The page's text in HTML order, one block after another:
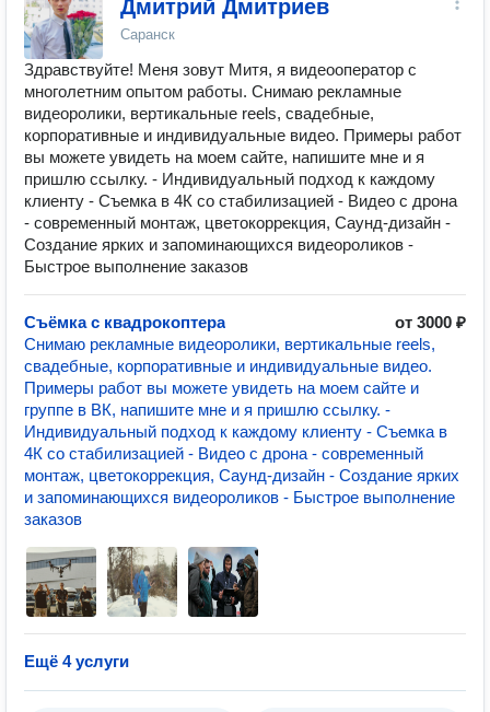
Дмитрий Дмитриев
Саранск
Здравствуйте! Меня зовут Митя, я видеооператор с
многолетним опытом работы. Снимаю рекламные
видеоролики, вертикальные reels, свадебные,
корпоративные и индивидуальные видео. Примеры работ
вы можете увидеть на моем сайте, напишите мне и я
пришлю ссылку. - Индивидуальный подход к каждому
клиенту - Съемка в 4К со стабилизацией - Видео с дрона
- современный монтаж, цветокоррекция, Саунд-дизайн -
Создание ярких и запоминающихся видеороликов -
Быстрое выполнение заказов
Съёмка с квадрокоптера
от 3000 ₽
Снимаю рекламные видеоролики, вертикальные reels,
свадебные, корпоративные и индивидуальные видео.
Примеры работ вы можете увидеть на моем сайте и
группе в ВК, напишите мне и я пришлю ссылку. -
Индивидуальный подход к каждому клиенту - Съемка в
4К со стабилизацией - Видео с дрона - современный
монтаж, цветокоррекция, Саунд-дизайн - Создание ярких
и запоминающихся видеороликов - Быстрое выполнение
заказов
Ещё 4 услуги